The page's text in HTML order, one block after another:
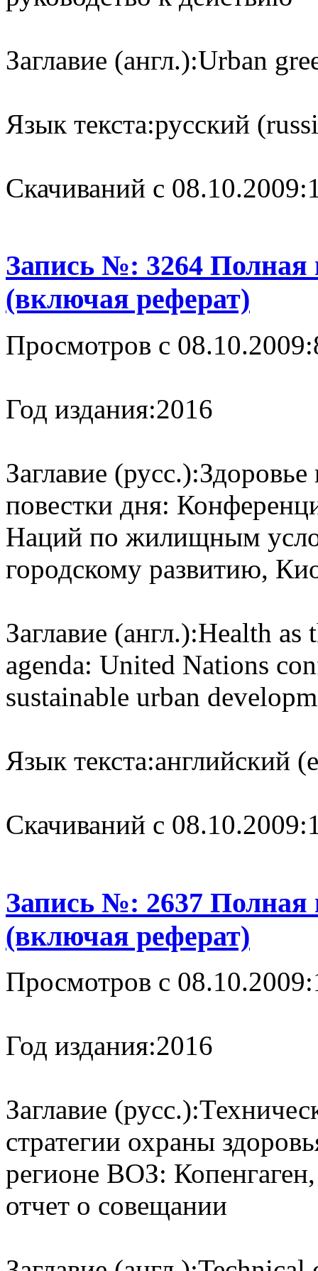
Заглавие (англ.):Urban
Язык текста:русский
Cкачиваний с 08.10.2009:
Запись №: 3264 Полная
(включая реферат)
Просмотров с 08.10.2009:
Год издания:2016
Заглавие (русс.):Здоровье
повестки дня:
Наций по жилищным
городскому развитию,
Заглавие (англ.):Health as
agenda: United Nations
sustainable urban
Язык текста:английский
Cкачиваний с 08.10.2009:
Запись №: 2637 Полная
(включая реферат)
Просмотров с 08.10.2009:
Год издания:2016
Заглавие (русс.):
стратегии охраны
регионе ВОЗ:
отчет о совещании